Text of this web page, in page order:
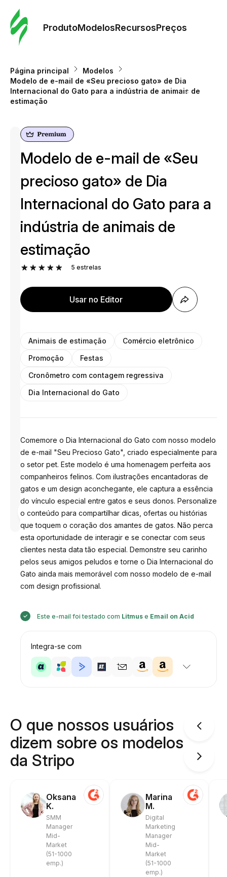
ProdutoModelosRecursosPreços
Página principal
Modelos
Modelo de e-mail de «Seu precioso gato» de Dia
Internacional do Gato para a indústria de animais de
estimação
Desenhado
por
Anastasiia
Modelo de e-mail de «Seu
precioso gato» de Dia
Internacional do Gato para a
indústria de animais de
estimação
5 estrelas
Usar no Editor
Animais de estimação
Comércio eletrônico
Promoção
Festas
Cronômetro com contagem regressiva
Dia Internacional do Gato
Comemore o Dia Internacional do Gato com nosso modelo
de e-mail "Seu Precioso Gato", criado especialmente para
o setor pet. Este modelo é uma homenagem perfeita aos
companheiros felinos. Com ilustrações encantadoras de
gatos e um design aconchegante, ele captura a essência
do vínculo especial entre gatos e seus donos. Personalize
o conteúdo para compartilhar dicas, ofertas ou histórias
que toquem o coração dos amantes de gatos. Não perca
esta oportunidade de interagir e se conectar com seus
clientes nesta data tão especial. Demonstre seu carinho
pelos seus amigos peludos e torne o Dia Internacional do
Gato ainda mais memorável com nosso modelo de e-mail
com design profissional.
Este e-mail foi testado com Litmuse Email on Acid
Integra-se com
O que nossos usuários
dizem sobre os modelos
da Stripo
Oksana
K.
SMM
Manager
Mid-
Market
(51-1000
emp.)
Marina
M.
Digital
Marketing
Manager
Mid-
Market
(51-1000
emp.)